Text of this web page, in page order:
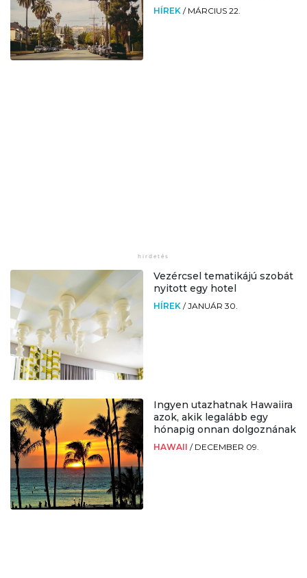
HÍREK / MÁRCIUS 22.
Vezércsel tematikájú szobát
nyitott egy hotel
HÍREK /JANUÁR 30.
Ingyen utazhatnak Hawaiira
azok, akik legalább egy
hónapig onnan dolgoznának
HAWAII / DECEMBER 09.